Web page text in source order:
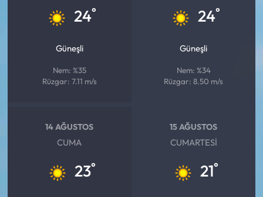
24°
Güneşli
Nem: %35
Rüzgar: 7.11 m/s
24°
Güneşli
Nem: %34
Rüzgar: 8.50 m/s
14 AĞUSTOS
CUMA
23°
15 AĞUSTOS
CUMARTESI
21°